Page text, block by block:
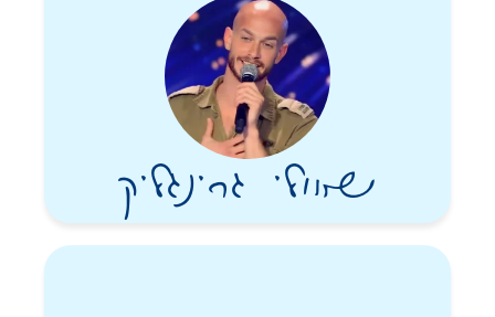
שאולי גרינגליק